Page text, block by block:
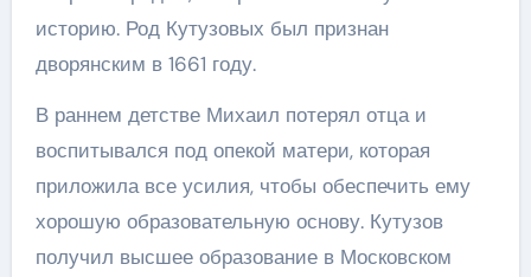
историю. Род Кутузовых был признан
дворянским в 1661 году.
В раннем детстве Михаил потерял отца и
воспитывался под опекой матери, которая
приложила все усилия, чтобы обеспечить ему
хорошую образовательную основу. Кутузов
получил высшее образование в Московском